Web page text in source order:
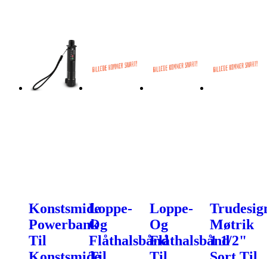
Konstsmide
Powerbank
Til
Loppe-
Og
Flåthalsbånd
Loppe-
Og
Flåthalsbånd
Møtrik
1 1/2"